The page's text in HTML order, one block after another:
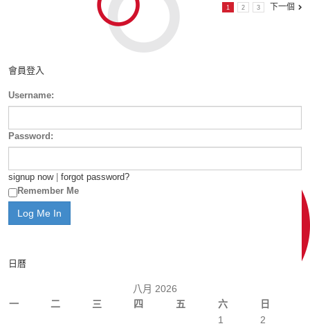
1 2 3 下一個
會員登入
Username:
Password:
signup now| forgot password?
Remember Me
日曆
八月 2026
一
二 三 四 五 六 日
1
2